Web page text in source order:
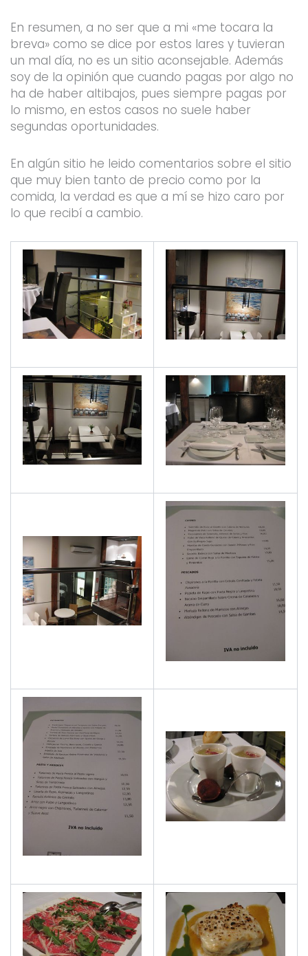
En resumen, a no ser que a mi «me tocara la
breva» como se dice por estos lares y tuvieran
un mal día, no es un sitio aconsejable. Además
soy de la opinión que cuando pagas por algo no
ha de haber altibajos, pues siempre pagas por
lo mismo, en estos casos no suele haber
segundas oportunidades.
En algún sitio he leido comentarios sobre el sitio
que muy bien tanto de precio como por la
comida, la verdad es que a mí se hizo caro por
lo que recibí a cambio.